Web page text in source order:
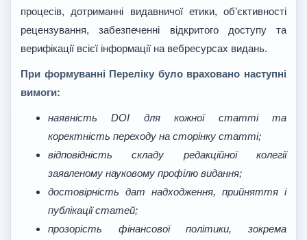
процесів, дотриманні видавничої етики, об’єктивності
рецензування, забезпеченні відкритого доступу та
верифікації всієї інформації на вебресурсах видань.
При формуванні Переліку було враховано наступні
вимоги:
наявність DOI для кожної статті та
коректність переходу на сторінку статті;
відповідність складу редакційної колегії
заявленому науковому профілю видання;
достовірність дат надходження, прийняття і
публікації статей;
прозорість фінансової політики, зокрема